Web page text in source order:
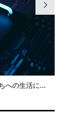
への生活に...
